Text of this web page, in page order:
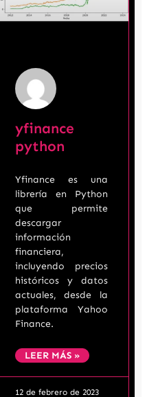
yfinance
python
Yfinance es una
librería en Python
que permite
descargar
información
financiera,
incluyendo precios
históricos y datos
actuales, desde la
plataforma Yahoo
Finance.
LEER MÁS »
12 de febrero de 2023